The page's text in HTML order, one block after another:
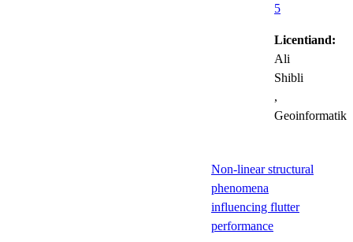
5
Licentiand:
Ali
Shibli
,
Geoinformatik
Non-linear structural
phenomena
influencing flutter
performance